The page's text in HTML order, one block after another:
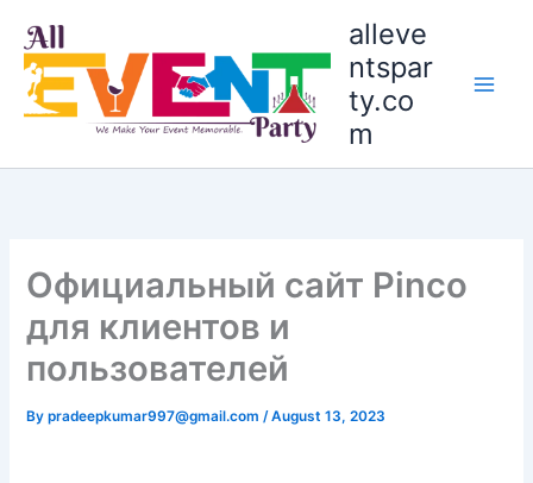
content
alleve
ntspar
ty.co
m
Официальный сайт Pinco
для клиентов и
пользователей
Bypradeepkumar997@gmail.com/August 13, 2023